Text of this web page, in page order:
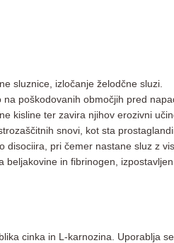
sluznice, izločanje želodčne sluzi.
poškodovanih območjih pred
kisline ter zavira njihov erozivni
snovi, kot sta
disociira, pri čemer nastane sluz z
beljakovine in fibrinogen,
cinka in L-karnozina. Uporablja